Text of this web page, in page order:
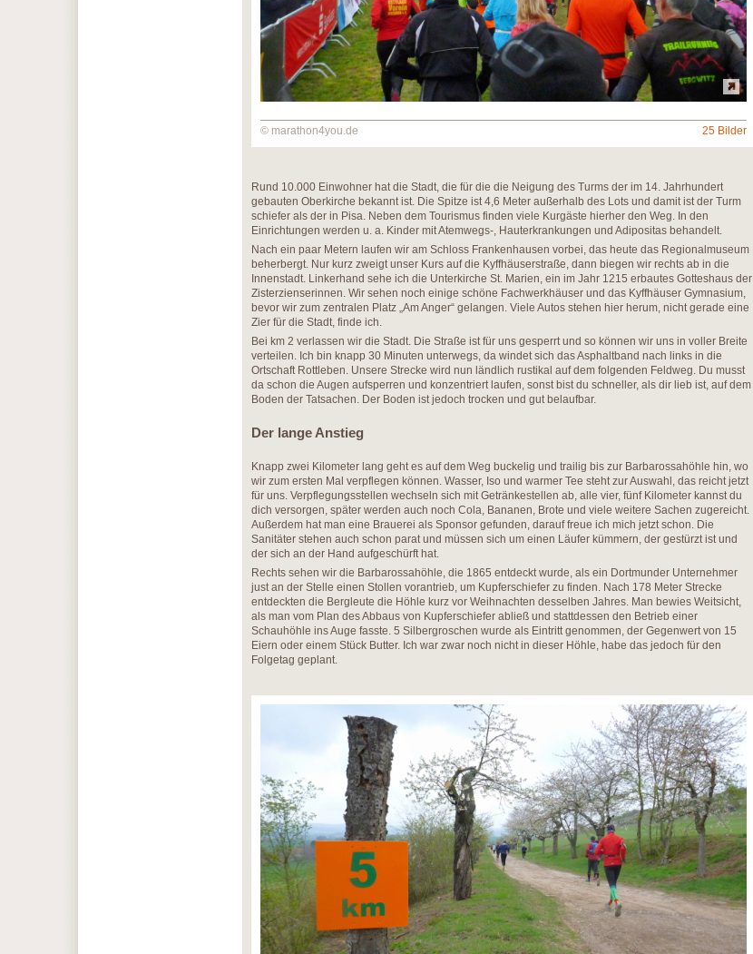
© marathon4you.de 25 Bilder
Rund 10.000 Einwohner hat die Stadt, die für die die Neigung des Turms der im 14. Jahrhundert
gebauten Oberkirche bekannt ist. Die Spitze ist 4,6 Meter außerhalb des Lots und damit ist der Turm
schiefer als der in Pisa. Neben dem Tourismus finden viele Kurgäste hierher den Weg. In den
Einrichtungen werden u. a. Kinder mit Atemwegs-, Hauterkrankungen und Adipositas behandelt.
Nach ein paar Metern laufen wir am Schloss Frankenhausen vorbei, das heute das Regionalmuseum
beherbergt. Nur kurz zweigt unser Kurs auf die Kyffhäuserstraße, dann biegen wir rechts ab in die
Innenstadt. Linkerhand sehe ich die Unterkirche St. Marien, ein im Jahr 1215 erbautes Gotteshaus der
Zisterzienserinnen. Wir sehen noch einige schöne Fachwerkhäuser und das Kyffhäuser Gymnasium,
bevor wir zum zentralen Platz „Am Anger“ gelangen. Viele Autos stehen hier herum, nicht gerade eine
Zier für die Stadt, finde ich.
Bei km 2 verlassen wir die Stadt. Die Straße ist für uns gesperrt und so können wir uns in voller Breite
verteilen. Ich bin knapp 30 Minuten unterwegs, da windet sich das Asphaltband nach links in die
Ortschaft Rottleben. Unsere Strecke wird nun ländlich rustikal auf dem folgenden Feldweg. Du musst
da schon die Augen aufsperren und konzentriert laufen, sonst bist du schneller, als dir lieb ist, auf dem
Boden der Tatsachen. Der Boden ist jedoch trocken und gut belaufbar.
Der lange Anstieg
Knapp zwei Kilometer lang geht es auf dem Weg buckelig und trailig bis zur Barbarossahöhle hin, wo
wir zum ersten Mal verpflegen können. Wasser, Iso und warmer Tee steht zur Auswahl, das reicht jetzt
für uns. Verpflegungsstellen wechseln sich mit Getränkestellen ab, alle vier, fünf Kilometer kannst du
dich versorgen, später werden auch noch Cola, Bananen, Brote und viele weitere Sachen zugereicht.
Außerdem hat man eine Brauerei als Sponsor gefunden, darauf freue ich mich jetzt schon. Die
Sanitäter stehen auch schon parat und müssen sich um einen Läufer kümmern, der gestürzt ist und
der sich an der Hand aufgeschürft hat.
Rechts sehen wir die Barbarossahöhle, die 1865 entdeckt wurde, als ein Dortmunder Unternehmer
just an der Stelle einen Stollen vorantrieb, um Kupferschiefer zu finden. Nach 178 Meter Strecke
entdeckten die Bergleute die Höhle kurz vor Weihnachten desselben Jahres. Man bewies Weitsicht,
als man vom Plan des Abbaus von Kupferschiefer abließ und stattdessen den Betrieb einer
Schauhöhle ins Auge fasste. 5 Silbergroschen wurde als Eintritt genommen, der Gegenwert von 15
Eiern oder einem Stück Butter. Ich war zwar noch nicht in dieser Höhle, habe das jedoch für den
Folgetag geplant.